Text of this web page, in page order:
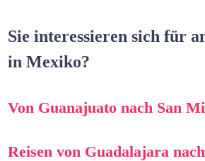
Sie interessieren sich für
in Mexiko?
Von Guanajuato nach San
Reisen von Guadalajara